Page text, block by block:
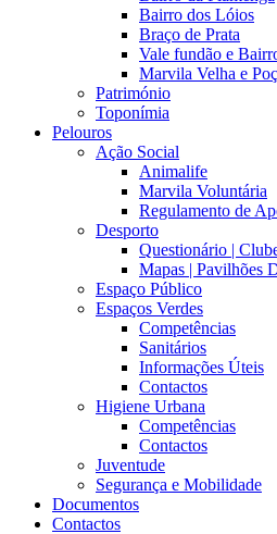
Bairro dos Lóios
Braço de Prata
Vale fundão e
Marvila Velha e
Património
Toponímia
Pelouros
Ação Social
Animalife
Marvila Voluntária
Regulamento de
Desporto
Questionário |
Mapas | Pavilhões
Espaço Público
Espaços Verdes
Competências
Sanitários
Informações Úteis
Contactos
Higiene Urbana
Competências
Contactos
Juventude
Segurança e Mobilidade
Documentos
Contactos